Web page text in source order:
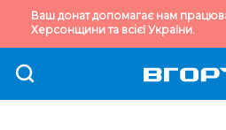
Ваш донат допомагає нам
Херсонщини та всієї України.